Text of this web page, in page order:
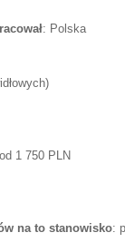
: Polska
1 750 PLN
na to stanowisko: